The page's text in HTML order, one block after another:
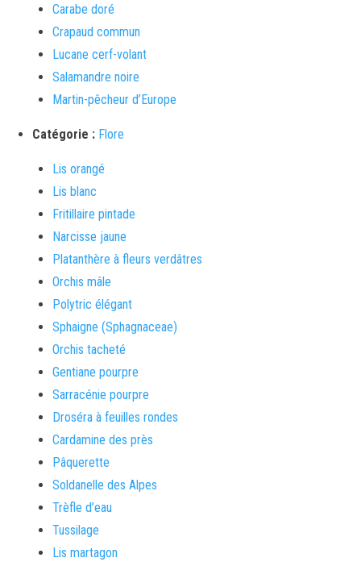
Carabe doré
Crapaud commun
Lucane cerf-volant
Salamandre noire
Martin-pêcheur d’Europe
Catégorie : Flore
Lis orangé
Lis blanc
Fritillaire pintade
Narcisse jaune
Platanthère à fleurs verdâtres
Orchis mâle
Polytric élégant
Sphaigne (Sphagnaceae)
Orchis tacheté
Gentiane pourpre
Sarracénie pourpre
Droséra à feuilles rondes
Cardamine des près
Pâquerette
Soldanelle des Alpes
Trèfle d’eau
Tussilage
Lis martagon